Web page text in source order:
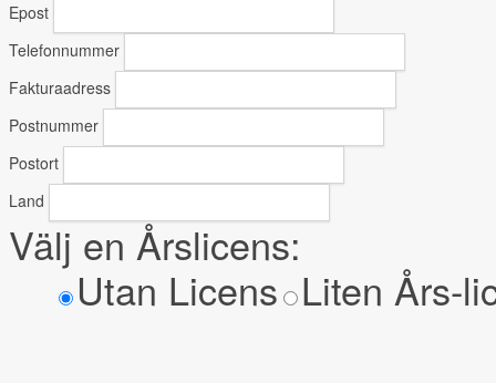
Epost
Telefonnummer
Fakturaadress
Postnummer
Postort
Land
Välj en Årslicens:
Utan Licens Liten Års-